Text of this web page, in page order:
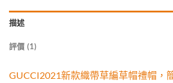
描述
評價 (1)
GUCCI2021新款織帶草編草帽禮帽，